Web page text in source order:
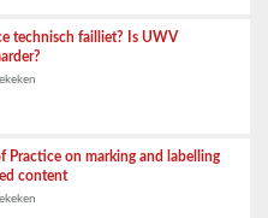
technisch failliet? Is UWV
Practice on marking and labelling
content